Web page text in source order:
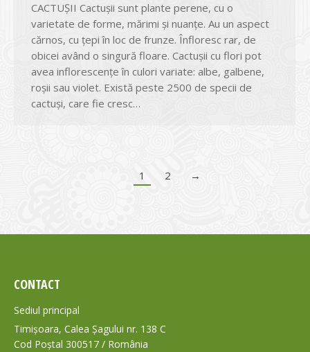
CACTUŞII Cactuşii sunt plante perene, cu o
varietate de forme, mărimi şi nuanţe. Au un aspect
cărnos, cu ţepi în loc de frunze. Înfloresc rar, de
obicei având o singură floare. Cactuşii cu flori pot
avea inflorescenţe în culori variate: albe, galbene,
roşii sau violet. Există peste 2500 de specii de
cactuşi, care fie cresc…
1 2 →
CONTACT
Sediul principal
Timișoara, Calea Șagului nr. 138 C
Cod Poștal 300517 / România